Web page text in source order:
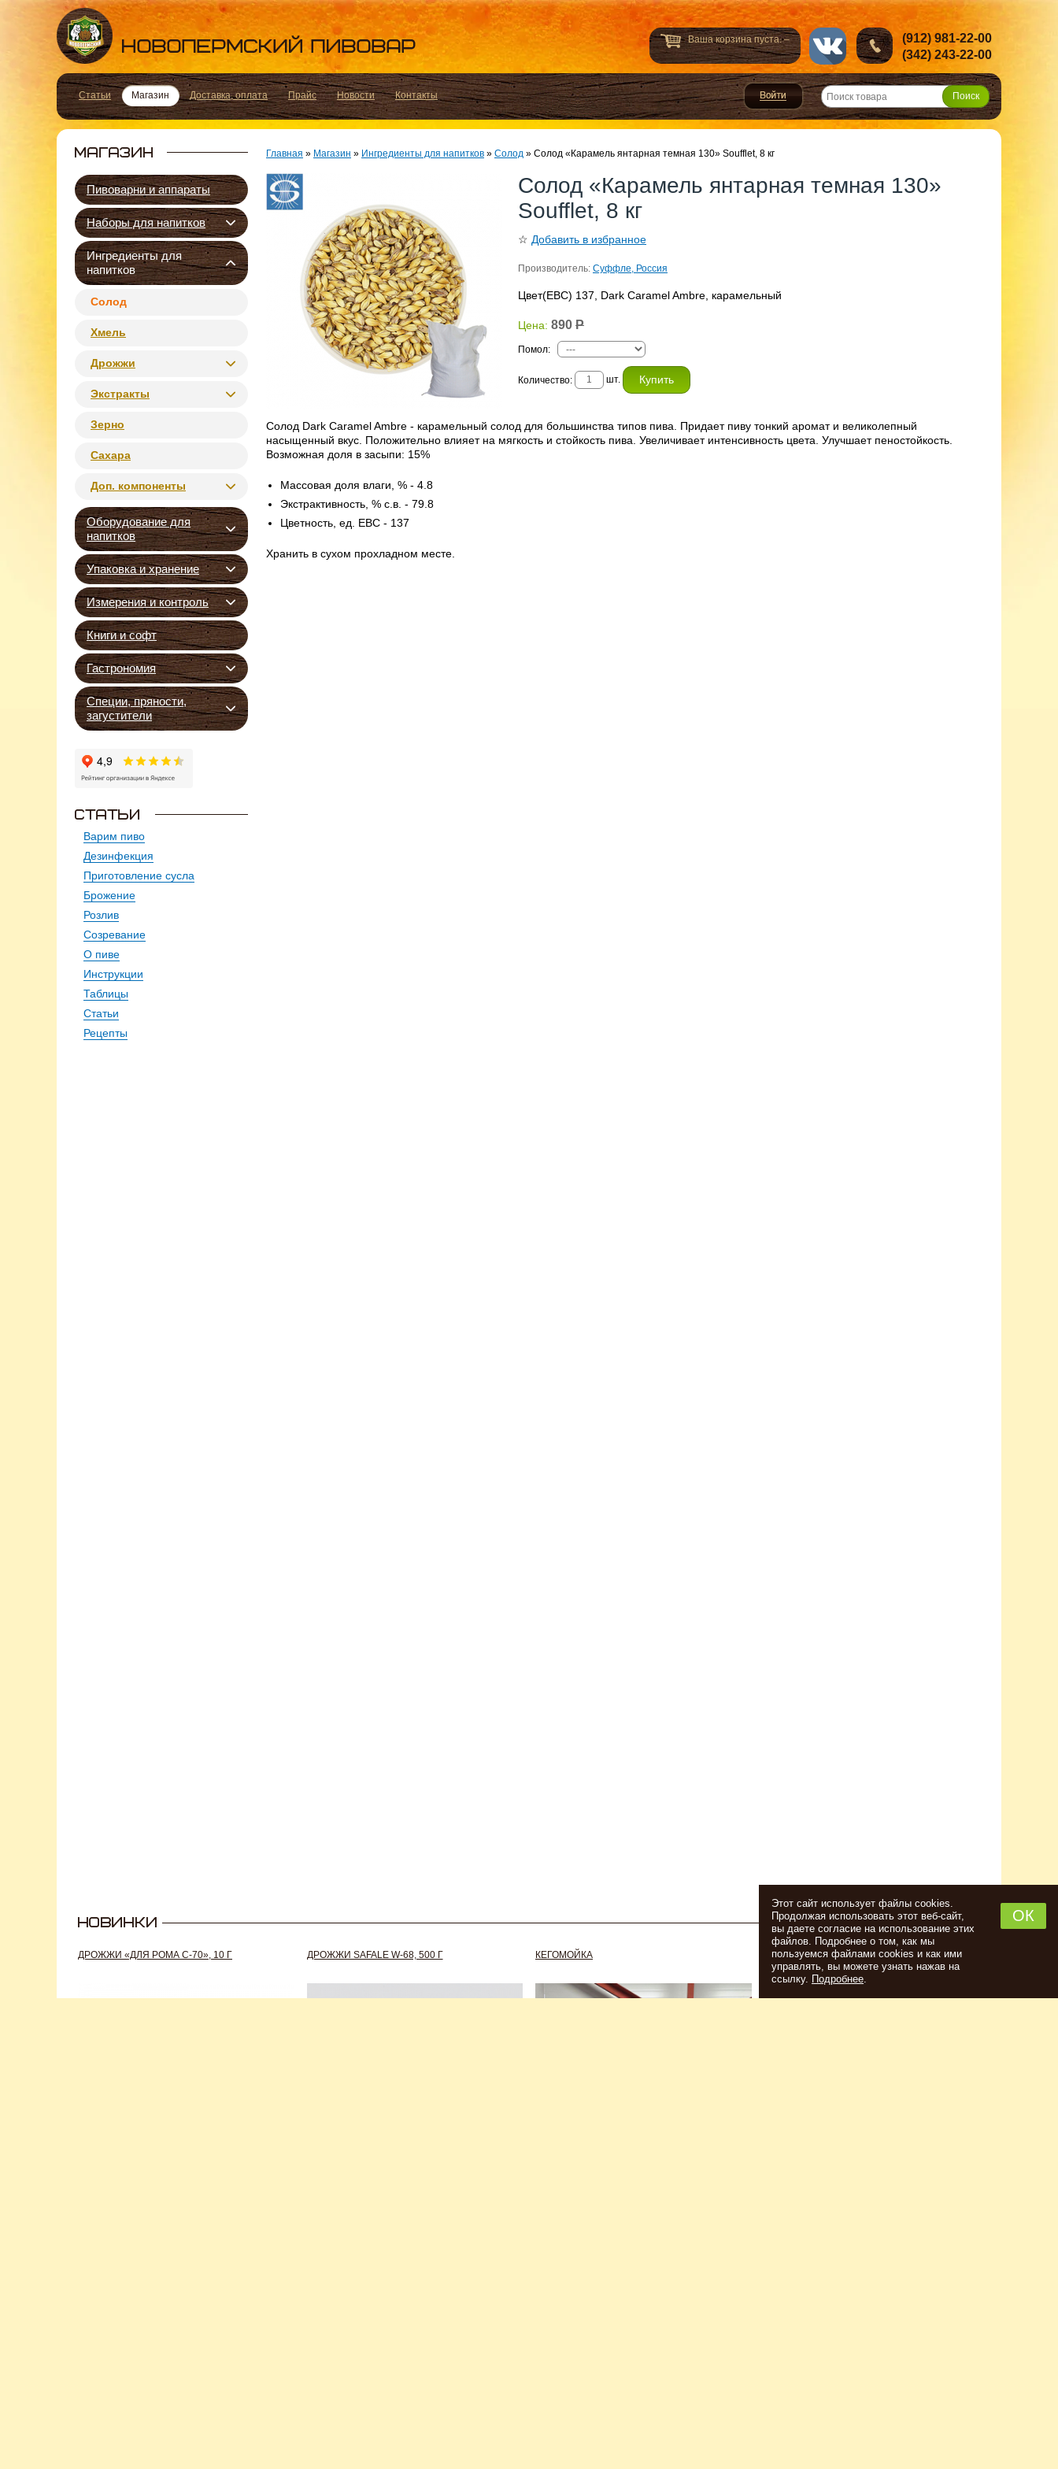
Ваша корзина пуста. –
(912) 981-22-00
(342) 243-22-00
Статьи Магазин Доставка, оплата Прайс Новости Контакты
Пивоварни и аппараты
Наборы для напитков
Ингредиенты для
напитков
Солод
Хмель
Дрожжи
Экстракты
Зерно
Сахара
Доп. компоненты
Оборудование для
напитков
Упаковка и хранение
Измерения и контроль
Книги и софт
Гастрономия
Специи, пряности,
загустители
Варим пиво
Дезинфекция
Приготовление сусла
Брожение
Розлив
Созревание
О пиве
Инструкции
Таблицы
Статьи
Рецепты
Главная » Магазин » Ингредиенты для напитков » Солод » Солод «Карамель янтарная темная 130» Soufflet, 8 кг
Солод «Карамель янтарная темная 130»
Soufflet, 8 кг
☆ Добавить в избранное
Производитель: Суффле, Россия
Цвет(EBC) 137, Dark Caramel Ambre, карамельный
Цена: 890 Р
Помол:
Количество: шт.
Солод Dark Caramel Ambre - карамельный солод для большинства типов пива. Придает пиву тонкий аромат и великолепный
насыщенный вкус. Положительно влияет на мягкость и стойкость пива. Увеличивает интенсивность цвета. Улучшает пеностойкость.
Возможная доля в засыпи: 15%
Массовая доля влаги, % - 4.8
Экстрактивность, % с.в. - 79.8
Цветность, ед. EBC - 137
Хранить в сухом прохладном месте.
ДРОЖЖИ «ДЛЯ РОМА C-70», 10 Г ДРОЖЖИ SAFALE W-68, 500 Г КЕГОМОЙКА
НАБОР ТРАВ И СПЕЦИЙ ШОТЛАНДСКИЙ
ВИСКИ
Этот сайт использует файлы cookies.
Продолжая использовать этот веб-сайт,
вы даете согласие на использование этих
файлов. Подробнее о том, как мы
пользуемся файлами cookies и как ими
управлять, вы можете узнать нажав на
ссылку. Подробнее
ОК